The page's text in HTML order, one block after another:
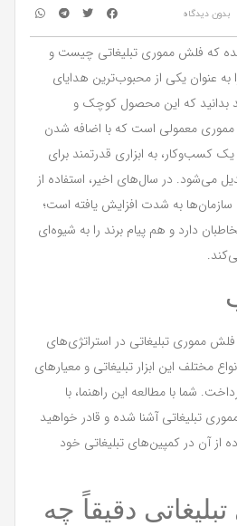
بدون دیدگاه
شده که فلش مموری تبلیغاتی چیست و
عنوان یکی از محبوب‌ترین هدایای
بدانید که این محصول کوچک و
مموری معمولی است که با اضافه شدن
یک کسب‌وکار، به ابزاری قدرتمند برای
می‌شود. در سال‌های اخیر، استفاده از
به شدت افزایش یافته است؛
دارد و هم پیام برند را به شیوه‌ای
مموری تبلیغاتی در استراتژی‌های
مختلف این ابزار تبلیغاتی و معیارهای
شما با مطالعه این راهنما، با
تبلیغاتی آشنا شده و قادر خواهید
از آن در کمپین‌های تبلیغاتی خود
دقیقاً چه